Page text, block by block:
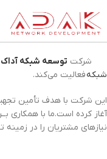
شرکت توسعه شبکه آداک
شبکهفعالیت می‌کند.
این شرکت با هدف تأمین
آغاز کرده است.ما با همکاری
نیازهای مشتریان را در زمینه